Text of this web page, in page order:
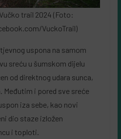
trail 2024 (Foto:
VuckoTrail)
uspona na samom
sreću u šumskom dijelu
od direktnog udara sunca,
Međutim i pored sve sreće
iza sebe, kao novi
dio staze izložen
i toploti.